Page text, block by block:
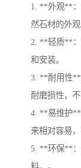
1. **外观**：
然石材的外
2. **轻质**：
和安装。
3. **耐用性**
耐磨损性，
4. **易维护**
来相对容易
5. **环保**：